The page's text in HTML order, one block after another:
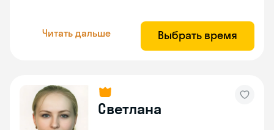
Читать дальше Выбрать время
Светлана